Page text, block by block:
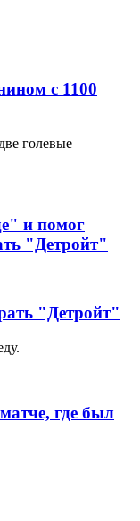
с 1100
голевые
и помог
"Детройт"
"Детройт"
где был